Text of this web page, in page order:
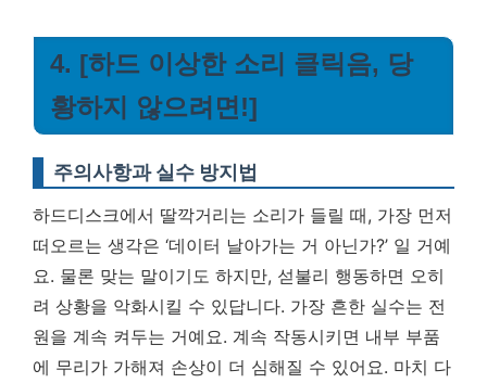
4. [하드 이상한 소리 클릭음, 당
황하지 않으려면!]
주의사항과 실수 방지법
하드디스크에서 딸깍거리는 소리가 들릴 때, 가장 먼저
떠오르는 생각은 ‘데이터 날아가는 거 아닌가?’ 일 거예
요. 물론 맞는 말이기도 하지만, 섣불리 행동하면 오히
려 상황을 악화시킬 수 있답니다. 가장 흔한 실수는 전
원을 계속 켜두는 거예요. 계속 작동시키면 내부 부품
에 무리가 가해져 손상이 더 심해질 수 있어요. 마치 다